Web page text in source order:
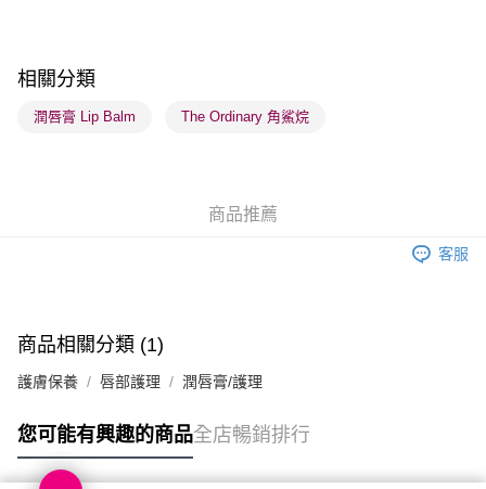
物流公司進行物流配送
每筆HK$65.00，滿HK$300.00或以上免運費
每筆HK$20.00，滿HK$100.00或以上免運費
(澳門門市) 只顯示可選門市。確認發貨後2-5個工作天到店，3天內
澳門地區配送 - 確認發貨後1-4個工作天送達
相關分類
潤唇膏 Lip Balm The Ordinary 角鯊烷
商品推薦
客服
商品相關分類 (1)
護膚保養 唇部護理 潤唇膏/護理
您可能有興趣的商品全店暢銷排行